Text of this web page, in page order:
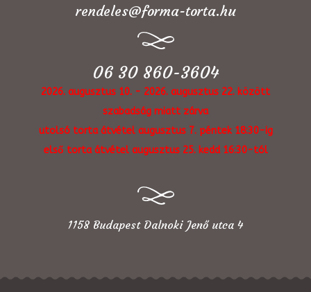
rendeles@forma-torta.hu
06 30 860-3604
2026. augusztus 10. - 2026. augusztus 22. között
szabadság miatt zárva
utolsó torta átvétel augusztus 7. péntek 18:30-ig
első torta átvétel augusztus 25. kedd 16:30-tól
1158 Budapest Dalnoki Jenő utca 4